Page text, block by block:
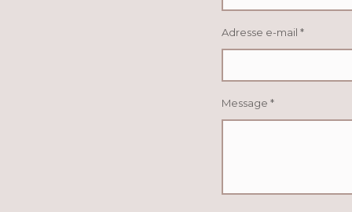
Adresse e-mail *
Message *